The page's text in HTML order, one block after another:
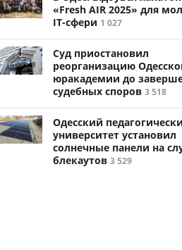
«Fresh AIR 2025» для
ІТ-сфери 1 027
Суд приостановил
реорганизацию
юракадемии до
судебных споров 3 518
Одесский
университет установил
солнечные панели на
блекаутов 3 529